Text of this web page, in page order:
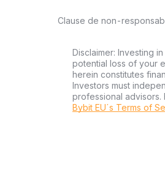
Clause de non-
Disclaimer: Investing
potential loss of your
herein constitutes
Investors must
professional
Bybit EU´s Terms of